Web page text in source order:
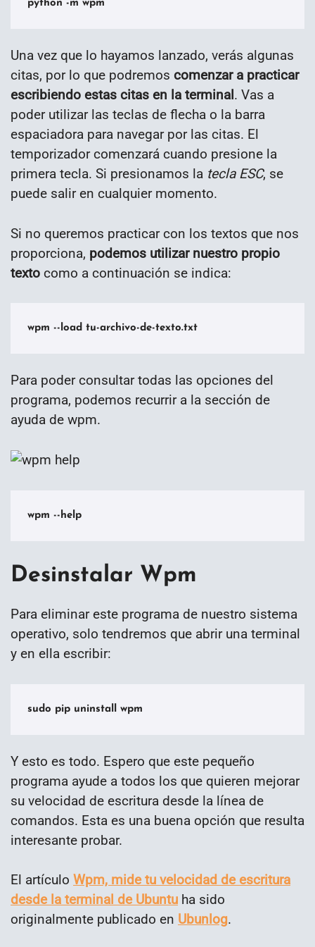
python -m wpm
Una vez que lo hayamos lanzado, verás algunas
citas, por lo que podremos comenzar a practicar
escribiendo estas citas en la terminal. Vas a
poder utilizar las teclas de flecha o la barra
espaciadora para navegar por las citas. El
temporizador comenzará cuando presione la
primera tecla. Si presionamos la tecla ESC, se
puede salir en cualquier momento.
Si no queremos practicar con los textos que nos
proporciona, podemos utilizar nuestro propio
texto como a continuación se indica:
wpm --load tu-archivo-de-texto.txt
Para poder consultar todas las opciones del
programa, podemos recurrir a la sección de
ayuda de wpm.
wpm --help
Desinstalar Wpm
Para eliminar este programa de nuestro sistema
operativo, solo tendremos que abrir una terminal
y en ella escribir:
sudo pip uninstall wpm
Y esto es todo. Espero que este pequeño
programa ayude a todos los que quieren mejorar
su velocidad de escritura desde la línea de
comandos. Esta es una buena opción que resulta
interesante probar.
El artículo Wpm, mide tu velocidad de escritura
desde la terminal de Ubuntu ha sido
originalmente publicado en Ubunlog.